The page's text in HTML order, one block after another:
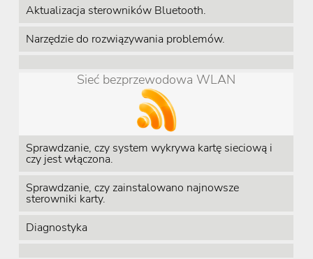
Aktualizacja sterowników Bluetooth.
Narzędzie do rozwiązywania problemów.
Sieć bezprzewodowa WLAN
Sprawdzanie, czy system wykrywa kartę sieciową i
czy jest włączona.
Sprawdzanie, czy zainstalowano najnowsze
sterowniki karty.
Diagnostyka